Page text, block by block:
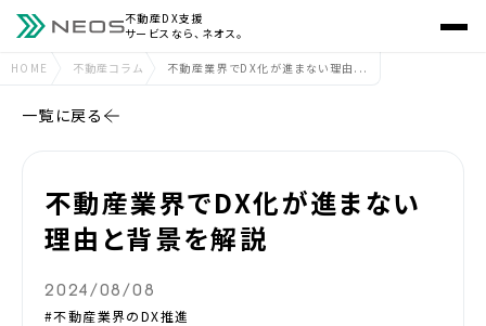
不動産DX支援
サービスなら、ネオス。
HOME 不動産コラム 不動産業界でDX化が進まない理由...
一覧に戻る
不動産業界でDX化が進まない
理由と背景を解説
2024/08/08
#不動産業界のDX推進